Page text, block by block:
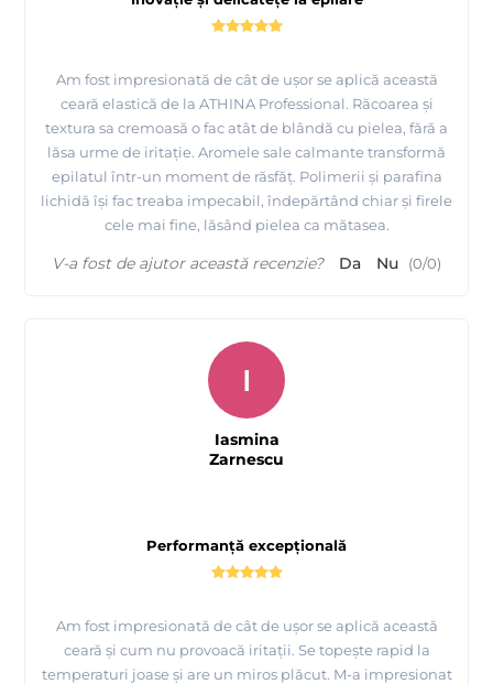
Am fost impresionată de cât de ușor se aplică această
ceară elastică de la ATHINA Professional. Răcoarea și
textura sa cremoasă o fac atât de blândă cu pielea, fără a
lăsa urme de iritație. Aromele sale calmante transformă
epilatul într-un moment de răsfăț. Polimerii și parafina
lichidă își fac treaba impecabil, îndepărtând chiar și firele
cele mai fine, lăsând pielea ca mătasea.
V-a fost de ajutor această recenzie? Da Nu (0/0)
Performanță excepțională
Am fost impresionată de cât de ușor se aplică această
ceară și cum nu provoacă iritații. Se topește rapid la
temperaturi joase și are un miros plăcut. M-a impresionat
I
Iasmina
Zarnescu